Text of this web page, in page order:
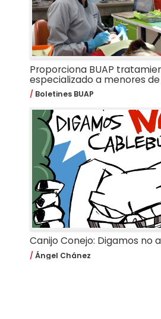
Proporciona BUAP
especializado a menores
Boletines BUAP
Canijo Conejo: Digamos no
Ángel Chánez